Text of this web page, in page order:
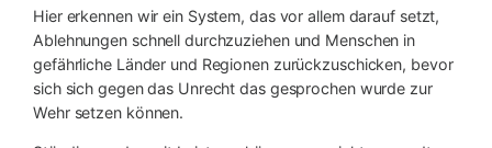
Hier erkennen wir ein System, das vor allem darauf setzt,
Ablehnungen schnell durchzuziehen und Menschen in
gefährliche Länder und Regionen zurückzuschicken, bevor
sich sich gegen das Unrecht das gesprochen wurde zur
Wehr setzen können.